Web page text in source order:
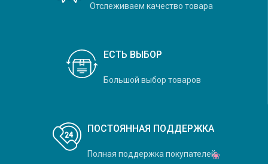
Отслеживаем качество товара
ЕСТЬ ВЫБОР
Большой выбор товаров
ПОСТОЯННАЯ ПОДДЕРЖКА
Полная поддержка покупателей